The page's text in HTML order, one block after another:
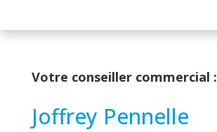
Votre conseiller commercial :
Joffrey Pennelle